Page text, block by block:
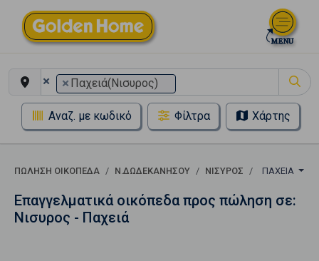
× × Παχειά(Νισυρος)
Αναζ. με κωδικό Φίλτρα Χάρτης
ΠΏΛΗΣΗ ΟΙΚΌΠΕΔΑ Ν.ΔΩΔΕΚΑΝΗΣΟΥ ΝΙΣΥΡΟΣ ΠΑΧΕΙΆ
Επαγγελματικά οικόπεδα προς πώληση σε:
Νισυρος - Παχειά